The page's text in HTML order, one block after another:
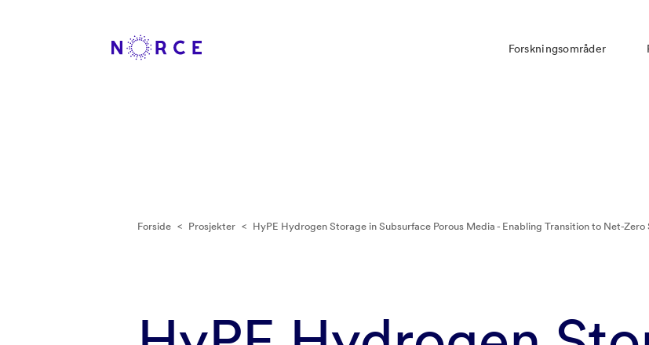
Forskningsområder
Forside < Prosjekter < HyPE Hydrogen Storage in Subsurface Porous Media - Enabling Transition to Net-Zero